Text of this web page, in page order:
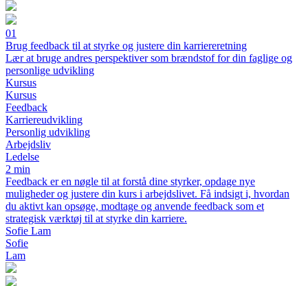
01
Brug feedback til at styrke og justere din karriereretning
Lær at bruge andres perspektiver som brændstof for din faglige og
personlige udvikling
Kursus
Kursus
Feedback
Karriereudvikling
Personlig udvikling
Arbejdsliv
Ledelse
2 min
Feedback er en nøgle til at forstå dine styrker, opdage nye
muligheder og justere din kurs i arbejdslivet. Få indsigt i, hvordan
du aktivt kan opsøge, modtage og anvende feedback som et
strategisk værktøj til at styrke din karriere.
Sofie Lam
Sofie
Lam